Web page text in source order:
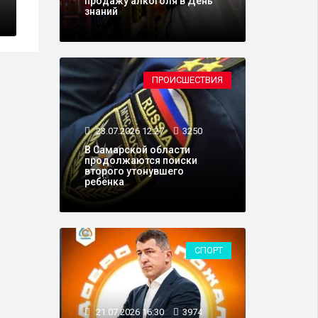
знаний
ПРОИСШЕСТВИЯ
23.07.2026 12:27 3250
В Самарской области
продолжаются поиски
второго утонувшего
ребёнка
СПОРТ
21.07.2026 16:30 3974